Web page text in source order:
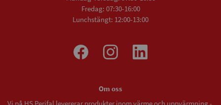
Fredag: 07:30-16:00
Lunchstängt: 12:00-13:00
Om oss